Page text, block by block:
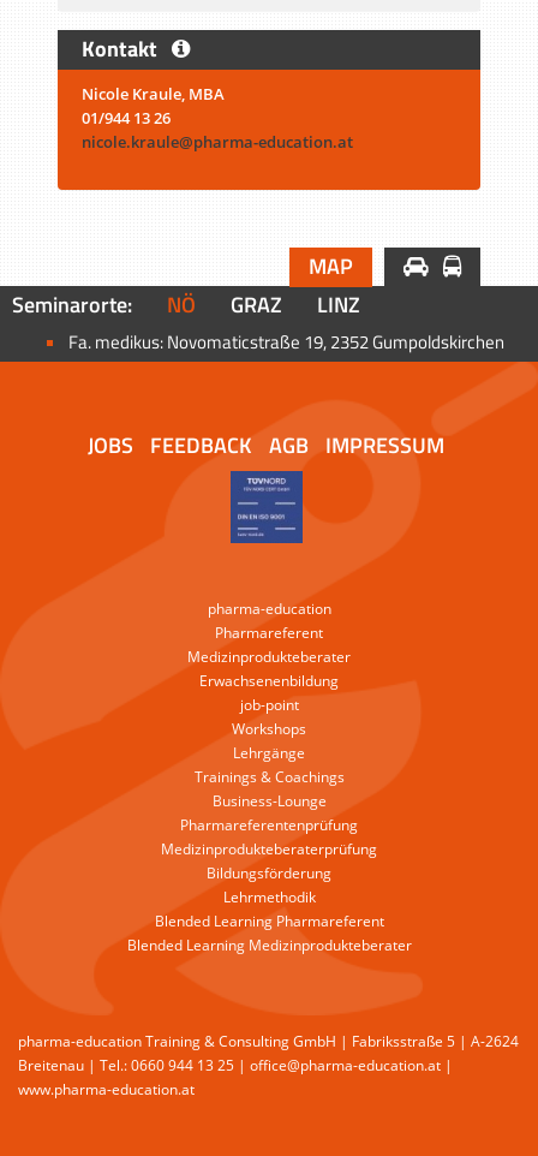
Kontakt
Nicole Kraule, MBA
01/944 13 26
nicole.kraule@pharma-education.at
MAP
Seminarorte:
NÖ GRAZ LINZ
Fa. medikus: Novomaticstraße 19, 2352 Gumpoldskirchen
JOBS FEEDBACK AGB IMPRESSUM
pharma-education
Pharmareferent
Medizinprodukteberater
Erwachsenenbildung
job-point
Workshops
Lehrgänge
Trainings & Coachings
Business-Lounge
Pharmareferentenprüfung
Medizinprodukteberaterprüfung
Bildungsförderung
Lehrmethodik
Blended Learning Pharmareferent
Blended Learning Medizinprodukteberater
pharma-education Training & Consulting GmbH | Fabriksstraße 5 | A-2624
Breitenau | Tel.: 0660 944 13 25 | office@pharma-education.at |
www.pharma-education.at